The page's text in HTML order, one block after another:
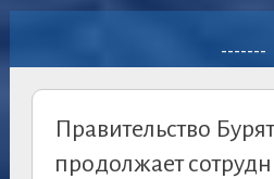
-------
Правительство
продолжает